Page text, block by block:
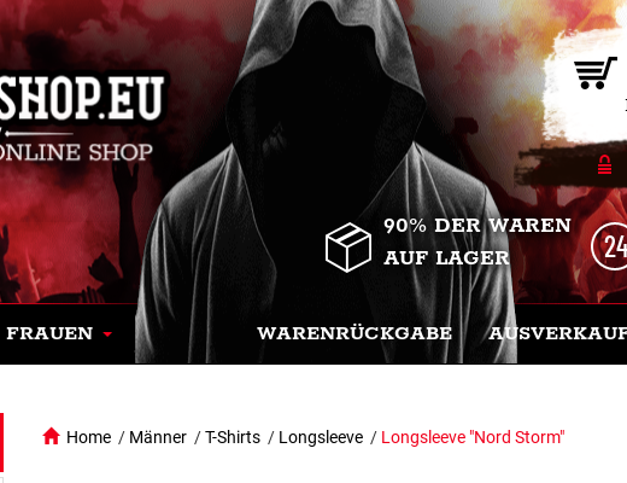
90% DER WAREN
AUF LAGER
FRAUEN WARENRÜCKGABE
Home / Männer /T-Shirts / Longsleeve / Longsleeve "Nord Storm"